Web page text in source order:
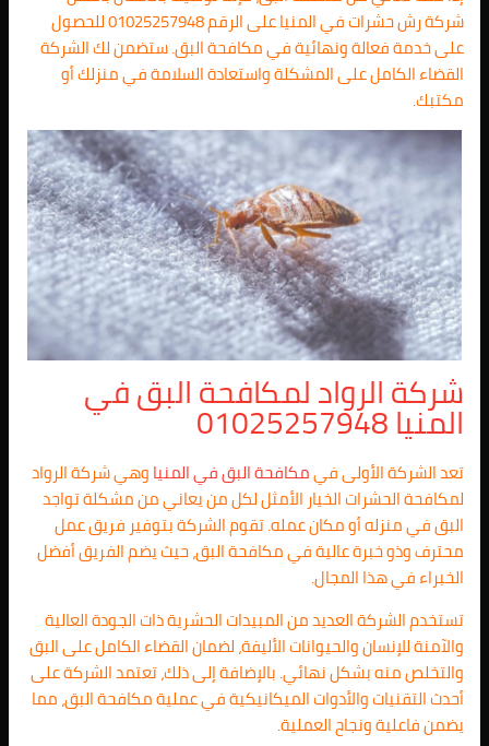
شركة رش حشرات في المنيا على الرقم 01025257948 للحصول
على خدمة فعالة ونهائية في مكافحة البق. ستضمن لك الشركة
القضاء الكامل على المشكلة واستعادة السلامة في منزلك أو
مكتبك.
شركة الرواد لمكافحة البق في
المنيا 01025257948
تعد الشركة الأولى فيمكافحة البق في المنياوهي شركة الرواد
لمكافحة الحشرات الخيار الأمثل لكل من يعاني من مشكلة تواجد
البق في منزله أو مكان عمله. تقوم الشركة بتوفير فريق عمل
محترف وذو خبرة عالية في مكافحة البق، حيث يضم الفريق أفضل
الخبراء في هذا المجال.
تستخدم الشركة العديد من المبيدات الحشرية ذات الجودة العالية
والآمنة للإنسان والحيوانات الأليفة، لضمان القضاء الكامل على البق
والتخلص منه بشكل نهائي. بالإضافة إلى ذلك، تعتمد الشركة على
أحدث التقنيات والأدوات الميكانيكية في عملية مكافحة البق، مما
يضمن فاعلية ونجاح العملية.